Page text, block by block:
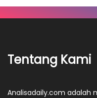
Tentang Kami
Analisadaily.com adalah